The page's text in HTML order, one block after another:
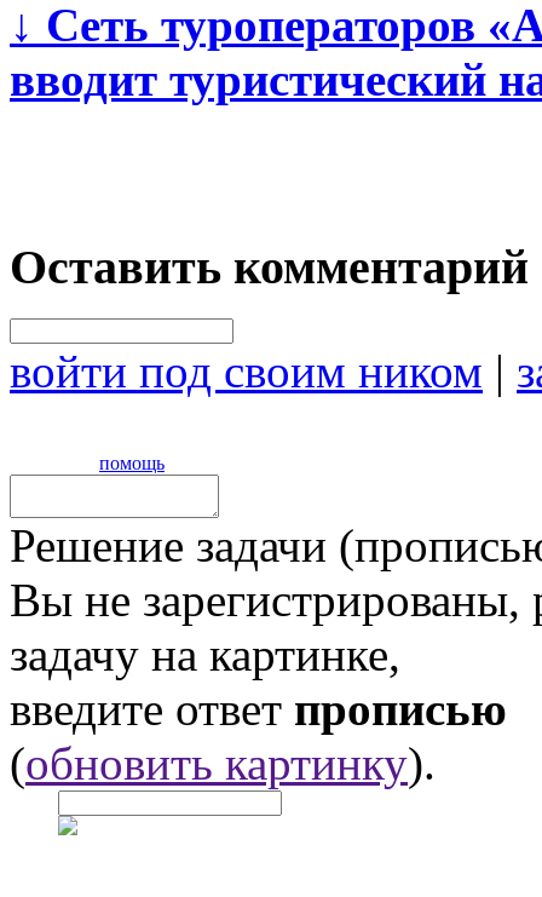
↓ Сеть туроператоров
вводит туристический
Оставить комментарий
войти под своим ником |
помощь
Решение задачи
Вы не
задачу на картинке,
введите ответ прописью
(обновить картинку).